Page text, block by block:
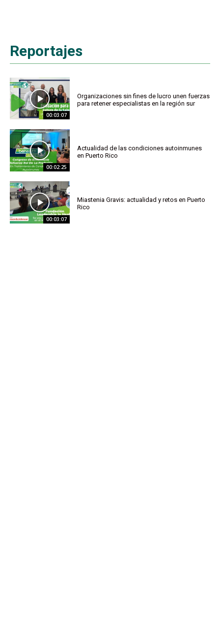
Reportajes
00:03:07
Organizaciones sin fines de lucro unen fuerzas
para retener especialistas en la región sur
00:02:25
Actualidad de las condiciones autoinmunes
en Puerto Rico
00:03:07
Miastenia Gravis: actualidad y retos en Puerto
Rico